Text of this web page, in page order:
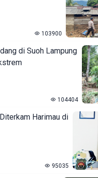
103900
di Suoh Lampung
104404
Harimau di
95035